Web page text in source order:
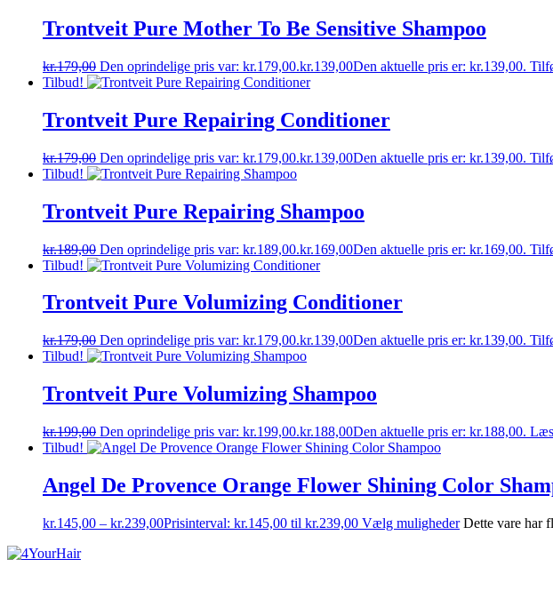
Trontveit Pure Mother To Be Sensitive Shampoo
kr.179,00 Den oprindelige pris var: kr.179,00.kr.139,00Den aktuelle pris er: kr.139,00.
Tilbud!
Trontveit Pure Repairing Conditioner
kr.179,00 Den oprindelige pris var: kr.179,00.kr.139,00Den aktuelle pris er: kr.139,00.
Tilbud!
Trontveit Pure Repairing Shampoo
kr.189,00 Den oprindelige pris var: kr.189,00.kr.169,00Den aktuelle pris er: kr.169,00.
Tilbud!
Trontveit Pure Volumizing Conditioner
kr.179,00 Den oprindelige pris var: kr.179,00.kr.139,00Den aktuelle pris er: kr.139,00.
Tilbud!
Trontveit Pure Volumizing Shampoo
kr.199,00 Den oprindelige pris var: kr.199,00.kr.188,00Den aktuelle pris er: kr.188,00.
Tilbud!
Angel De Provence Orange Flower Shining Color
kr.145,00 – kr.239,00Prisinterval: kr.145,00 til kr.239,00 Vælg muligheder Dette vare har